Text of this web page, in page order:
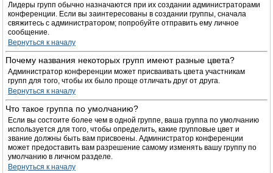
Лидеры групп обычно назначаются при их создании администраторами
конференции. Если вы заинтересованы в создании группы, сначала
свяжитесь с администратором; попробуйте отправить ему личное
сообщение.
Вернуться к началу
Почему названия некоторых групп имеют разные цвета?
Администратор конференции может присваивать цвета участникам
групп для того, чтобы их было проще отличать друг от друга.
Вернуться к началу
Что такое группа по умолчанию?
Если вы состоите более чем в одной группе, ваша группа по умолчанию
используется для того, чтобы определить, какие групповые цвет и
звание должны быть вам присвоены. Администратор конференции
может предоставить вам разрешение самому изменять вашу группу по
умолчанию в личном разделе.
Вернуться к началу